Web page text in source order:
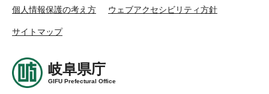
個人情報保護の考え方 ウェブアクセシビリティ方針
サイトマップ
岐阜県庁
GIFU Prefectural Office